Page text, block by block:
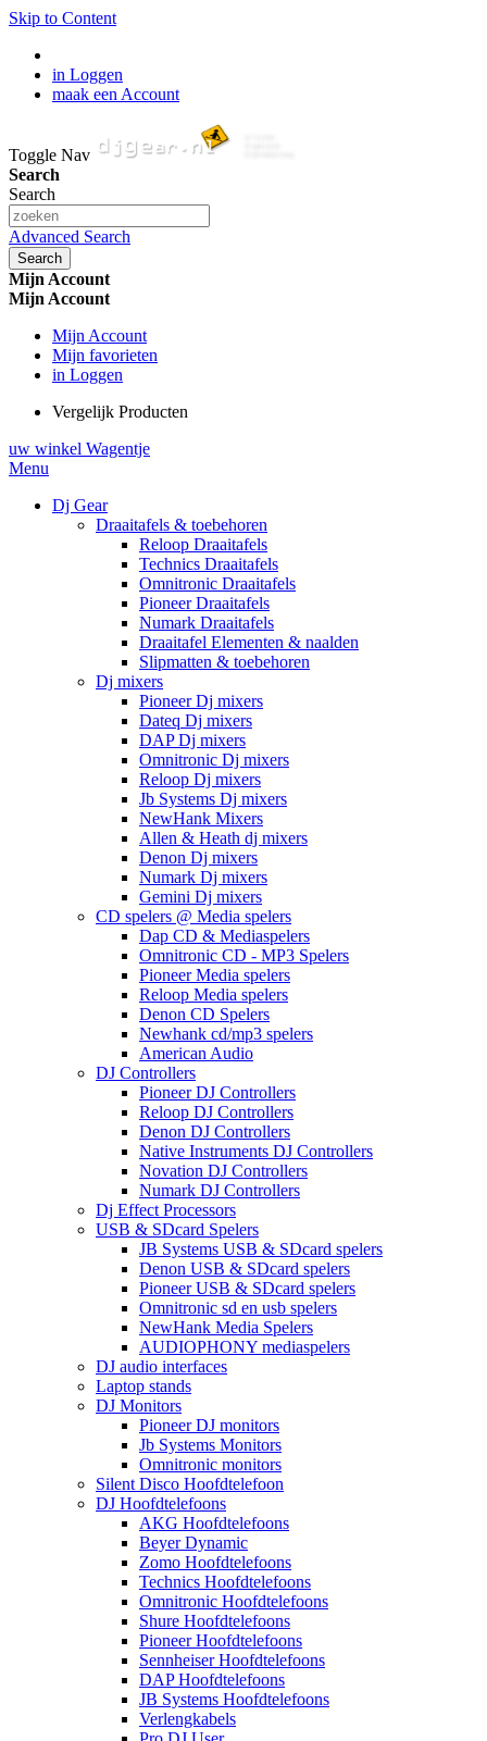
Skip to Content
in Loggen
maak een Account
Toggle Nav
Search
Search
Advanced Search
Search
Mijn Account
Mijn Account
Mijn Account
Mijn favorieten
in Loggen
Vergelijk Producten
uw winkel Wagentje
Menu
Dj Gear
Draaitafels & toebehoren
Reloop Draaitafels
Technics Draaitafels
Omnitronic Draaitafels
Pioneer Draaitafels
Numark Draaitafels
Draaitafel Elementen & naalden
Slipmatten & toebehoren
Dj mixers
Pioneer Dj mixers
Dateq Dj mixers
DAP Dj mixers
Omnitronic Dj mixers
Reloop Dj mixers
Jb Systems Dj mixers
NewHank Mixers
Allen & Heath dj mixers
Denon Dj mixers
Numark Dj mixers
Gemini Dj mixers
CD spelers @ Media spelers
Dap CD & Mediaspelers
Omnitronic CD - MP3 Spelers
Pioneer Media spelers
Reloop Media spelers
Denon CD Spelers
Newhank cd/mp3 spelers
American Audio
DJ Controllers
Pioneer DJ Controllers
Reloop DJ Controllers
Denon DJ Controllers
Native Instruments DJ Controllers
Novation DJ Controllers
Numark DJ Controllers
Dj Effect Processors
USB & SDcard Spelers
JB Systems USB & SDcard spelers
Denon USB & SDcard spelers
Pioneer USB & SDcard spelers
Omnitronic sd en usb spelers
NewHank Media Spelers
AUDIOPHONY mediaspelers
DJ audio interfaces
Laptop stands
DJ Monitors
Pioneer DJ monitors
Jb Systems Monitors
Omnitronic monitors
Silent Disco Hoofdtelefoon
DJ Hoofdtelefoons
AKG Hoofdtelefoons
Beyer Dynamic
Zomo Hoofdtelefoons
Technics Hoofdtelefoons
Omnitronic Hoofdtelefoons
Shure Hoofdtelefoons
Pioneer Hoofdtelefoons
Sennheiser Hoofdtelefoons
DAP Hoofdtelefoons
JB Systems Hoofdtelefoons
Verlengkabels